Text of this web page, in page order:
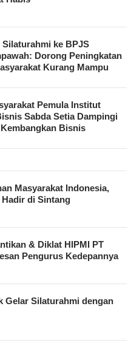
ke BPJS
Dorong Peningkatan
Kurang Mampu
Pemula Institut
Sabda Setia Dampingi
Bisnis
Masyarakat Indonesia,
Hadir di Sintang
& Diklat HIPMI PT
Pengurus Kedepannya
Gelar Silaturahmi dengan